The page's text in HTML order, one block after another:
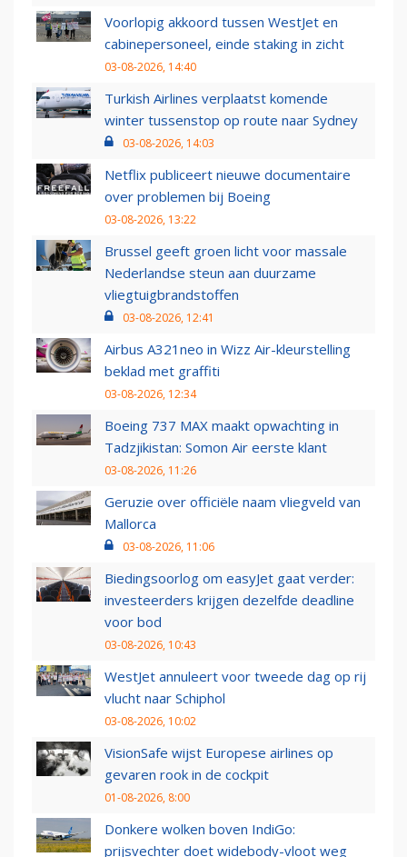
Voorlopig akkoord tussen WestJet en
cabinepersoneel, einde staking in zicht
03-08-2026, 14:40
Turkish Airlines verplaatst komende
winter tussenstop op route naar Sydney
03-08-2026, 14:03
Netflix publiceert nieuwe documentaire
over problemen bij Boeing
03-08-2026, 13:22
Brussel geeft groen licht voor massale
Nederlandse steun aan duurzame
vliegtuigbrandstoffen
03-08-2026, 12:41
Airbus A321neo in Wizz Air-kleurstelling
beklad met graffiti
03-08-2026, 12:34
Boeing 737 MAX maakt opwachting in
Tadzjikistan: Somon Air eerste klant
03-08-2026, 11:26
Geruzie over officiële naam vliegveld van
Mallorca
03-08-2026, 11:06
Biedingsoorlog om easyJet gaat verder:
investeerders krijgen dezelfde deadline
voor bod
03-08-2026, 10:43
WestJet annuleert voor tweede dag op rij
vlucht naar Schiphol
03-08-2026, 10:02
VisionSafe wijst Europese airlines op
gevaren rook in de cockpit
01-08-2026, 8:00
Donkere wolken boven IndiGo:
prijsvechter doet widebody-vloot weg